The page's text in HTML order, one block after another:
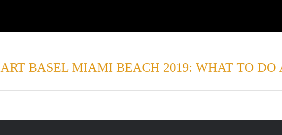
ART BASEL MIAMI BEACH 2019: WHAT TO DO